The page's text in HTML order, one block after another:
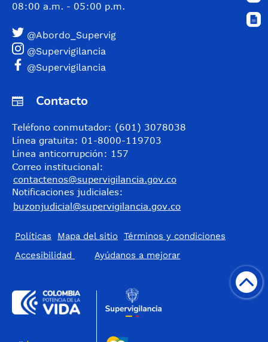
08:00 a.m. - 05:00 p.m.
@Abordo_Supervig
@Supervigilancia
@Supervigilancia
Contacto
Teléfono conmutador: (601) 3078038
Línea gratuita: 01-8000-119703
Línea anticorrupción: 157
Correo institucional:
contactenos@supervigilancia.gov.co
Notificaciones judiciales:
buzonjudicial@supervigilancia.gov.co
Políticas Mapa del sitio
Términos y condiciones
Accesibilidad
​Ayúdanos a mejorar